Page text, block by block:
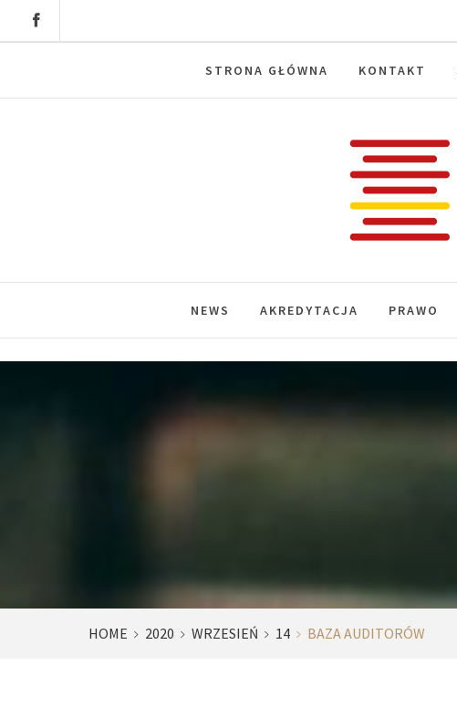
STRONA GŁÓWNA KONTAKT
NEWS AKREDYTACJA PRAWO
HOME 2020 WRZESIEŃ 14 BAZA AUDITORÓW